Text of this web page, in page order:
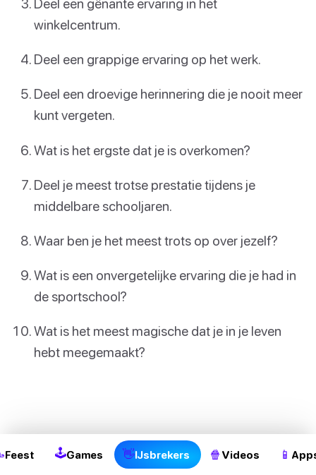
winkelcentrum.
Deel een grappige ervaring op het werk.
Deel een droevige herinnering die je nooit meer
kunt vergeten.
Wat is het ergste dat je is overkomen?
Deel je meest trotse prestatie tijdens je
middelbare schooljaren.
Waar ben je het meest trots op over jezelf?
Wat is een onvergetelijke ervaring die je had in
de sportschool?
Wat is het meest magische dat je in je leven
hebt meegemaakt?
Feest 🕹Games 👋IJsbrekers 🍿 Videos 📱